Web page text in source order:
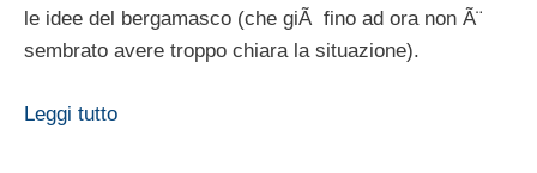
le idee del bergamasco (che giÃ fino ad ora non Ã¨
sembrato avere troppo chiara la situazione).
Leggi tutto